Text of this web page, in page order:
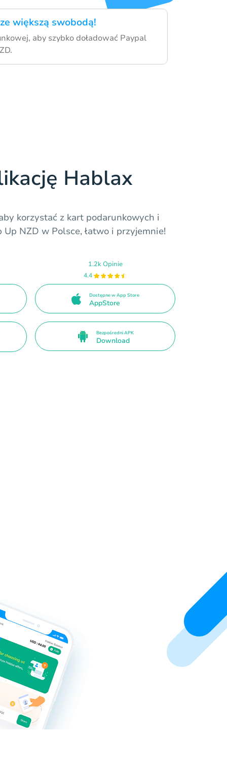
większą swobodą!
aby szybko doładować Paypal
Hablax
korzystać z kart podarunkowych i
NZD w Polsce, łatwo i przyjemnie!
1.2k Opinie
4.4
Dostępne w App Store
AppStore
Bezpośredni APK
Download